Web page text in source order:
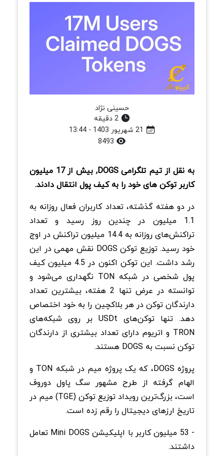
حسینی نژاد
2 دقیقه
به نقل از تیم تلگرامی DOGS, بیش از 17 میلیون
کاربر توکن های خود را به کیف پول انتقال دادند.
در دو هفته گذشته، تعداد کاربران فعال روزانه به
1.1 میلیون در چندین روز رسید و تعداد
تراکنش‌های روزانه به 14.4 میلیون تراکنش در اوج
خود رسید. توزیع توکن DOGS نقش مهمی در این
رشد داشت. این توکن اکنون در 4.5 میلیون کیف
پول شخصی در شبکه TON نگهداری می‌شود و
توانسته در عرض تنها 2 هفته، بیشترین تعداد
دارندگان توکن در هر بلاکچین را به خود اختصاص
دهد. تنها توکن‌های USDt بر روی شبکه‌های
TRON و اتریوم دارای تعداد بیشتری از دارندگان
توکن نسبت به DOGS هستند.
پروژه DOGS، که یک پروژه میم در شبکه TON و
الهام‌ گرفته از طرح مشهور سگ پاول دوروف
است، بزرگ‌ترین رویداد توزیع توکن (TGE) میم در
تاریخ ارزهای دیجیتال را رقم زده است.
- 53 میلیون کاربر با اپلیکیشن Mini DOGS تعامل
داشتند.